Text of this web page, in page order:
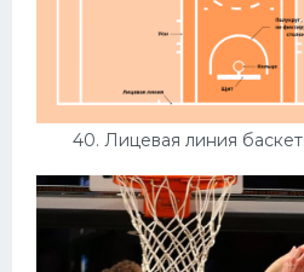
40. Лицевая линия